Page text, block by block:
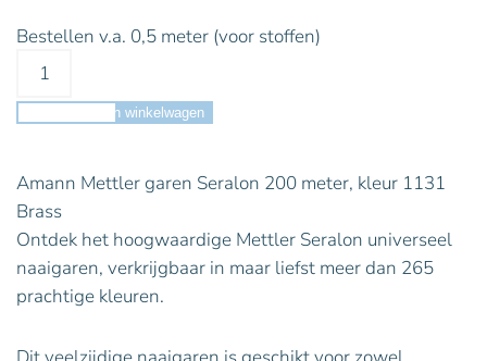
Bestellen v.a. 0,5 meter (voor stoffen)
Toevoegen aan winkelwagen
Amann Mettler garen Seralon 200 meter, kleur 1131
Brass
Ontdek het hoogwaardige Mettler Seralon universeel
naaigaren, verkrijgbaar in maar liefst meer dan 265
prachtige kleuren.